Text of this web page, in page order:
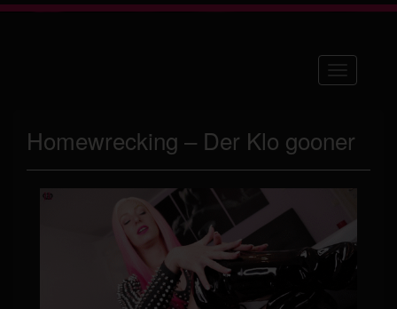
Homewrecking – Der Klo gooner